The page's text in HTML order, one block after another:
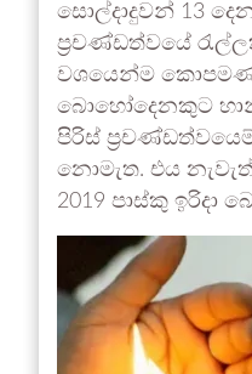
සොල්දාදුවන් 13
ප්‍රචණ්ඩත්වයේ
වශයෙන්ම කොපමණ
බොහෝදෙනකුට
පිරිස්
නොමැත. එය
2019 පාස්කු ඉරිදා